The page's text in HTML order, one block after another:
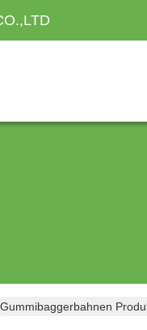
Gummibaggerbahnen